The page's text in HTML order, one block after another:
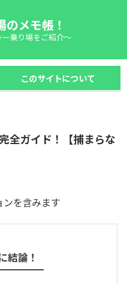
メモ帳！
乗り場をご紹介～
このサイトについて
全ガイド！【捕まらな
を含みます
結論！